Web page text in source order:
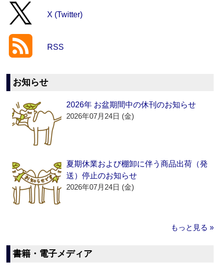
X (Twitter)
RSS
お知らせ
2026年 お盆期間中の休刊のお知らせ
2026年07月24日 (金)
夏期休業および棚卸に伴う商品出荷（発
送）停止のお知らせ
2026年07月24日 (金)
もっと見る »
書籍・電子メディア